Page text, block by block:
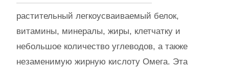
растительный легкоусваиваемый белок,
витамины, минералы, жиры, клетчатку и
небольшое количество углеводов, а также
незаменимую жирную кислоту Омега. Эта